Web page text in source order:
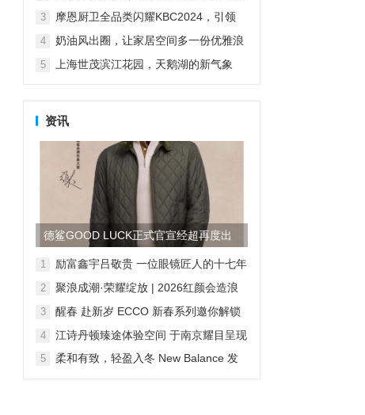
3
摩恩厨卫全品类闪耀KBC2024，引领
4
奶油风出圈，让家居空间多一份优雅浪
5 上海世茂滨江花园，天鹅湖的新气象
资讯
德鲨GOOD LUCK正式官宣经超再度出
任品牌形象大使
1
励富鑫宇吕敬贵 一位眼镜匠人的十七年
2
聚浪成潮·荣耀绽放 | 2026红颜会造浪
3
醒春 赴新岁 ECCO 新春系列邀你解锁
4 江诗丹顿臻途体验空间 于南京耀目呈现
5
柔和有致，轻盈入冬 New Balance 发